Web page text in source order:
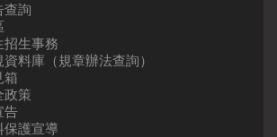
查詢
招生事務
料庫（規章辦法查詢）
箱
政策
告
保護宣導